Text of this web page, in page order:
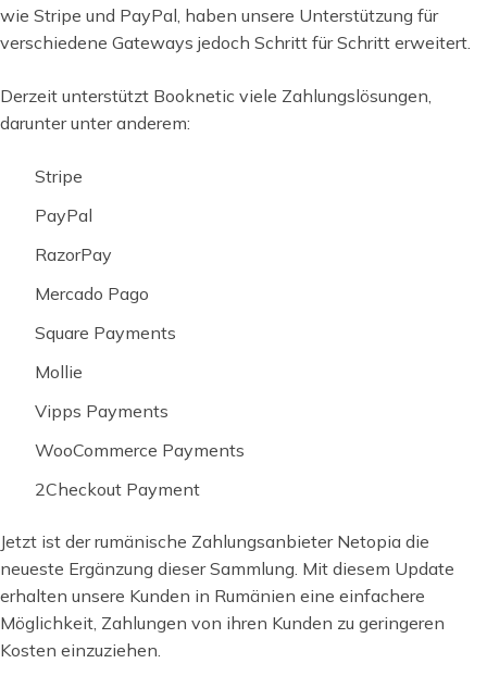
wie Stripe und PayPal, haben unsere Unterstützung für
verschiedene Gateways jedoch Schritt für Schritt erweitert.
Derzeit unterstützt Booknetic viele Zahlungslösungen,
darunter unter anderem:
Stripe
PayPal
RazorPay
Mercado Pago
Square Payments
Mollie
Vipps Payments
WooCommerce Payments
2Checkout Payment
Jetzt ist der rumänische Zahlungsanbieter Netopia die
neueste Ergänzung dieser Sammlung. Mit diesem Update
erhalten unsere Kunden in Rumänien eine einfachere
Möglichkeit, Zahlungen von ihren Kunden zu geringeren
Kosten einzuziehen.